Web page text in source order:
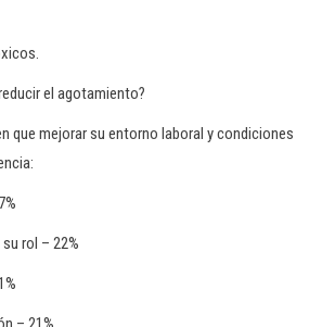
el agotamiento?
que mejorar su entorno laboral y condiciones
rol – 22%